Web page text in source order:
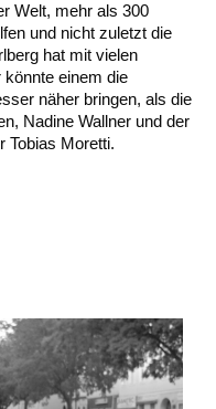
Welt, mehr als 300
und nicht zuletzt die
hat mit vielen
könnte einem die
näher bringen, als die
Nadine Wallner und der
Tobias Moretti.